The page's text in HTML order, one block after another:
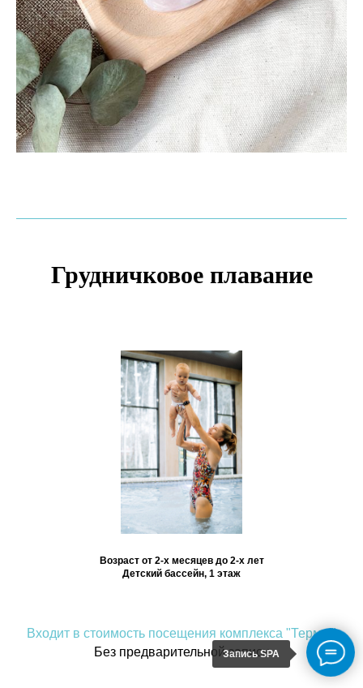
Грудничковое плавание
Возраст от 2-х месяцев до 2-х лет
Детский бассейн, 1 этаж
Входит в стоимость посещения комплекса "Термы"
Без предварительной записи
Запись SPA